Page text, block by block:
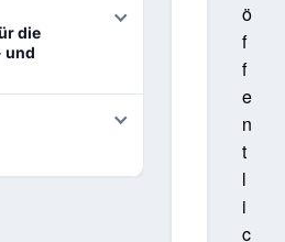
die
und
ö
f
f
e
n
t
l
i
c